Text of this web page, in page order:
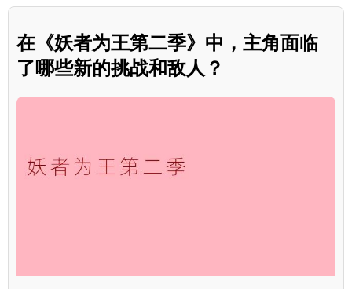
在《妖者为王第二季》中，主角面临
了哪些新的挑战和敌人？